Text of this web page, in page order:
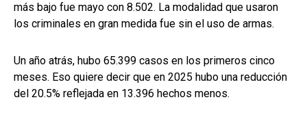
más bajo fue mayo con 8.502. La modalidad que usaron
los criminales en gran medida fue sin el uso de armas.
Un año atrás, hubo 65.399 casos en los primeros cinco
meses. Eso quiere decir que en 2025 hubo una reducción
del 20.5% reflejada en 13.396 hechos menos.